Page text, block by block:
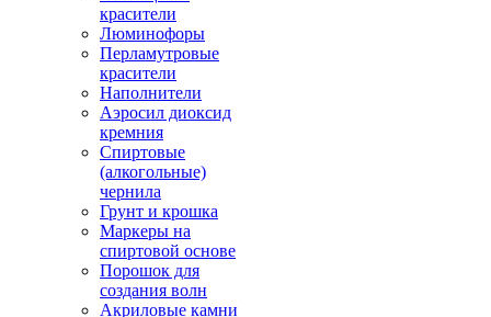
красители
Люминофоры
Перламутровые
красители
Наполнители
Аэросил диоксид
кремния
Спиртовые
(алкогольные)
чернила
Грунт и крошка
Маркеры на
спиртовой основе
Порошок для
создания волн
Акриловые камни